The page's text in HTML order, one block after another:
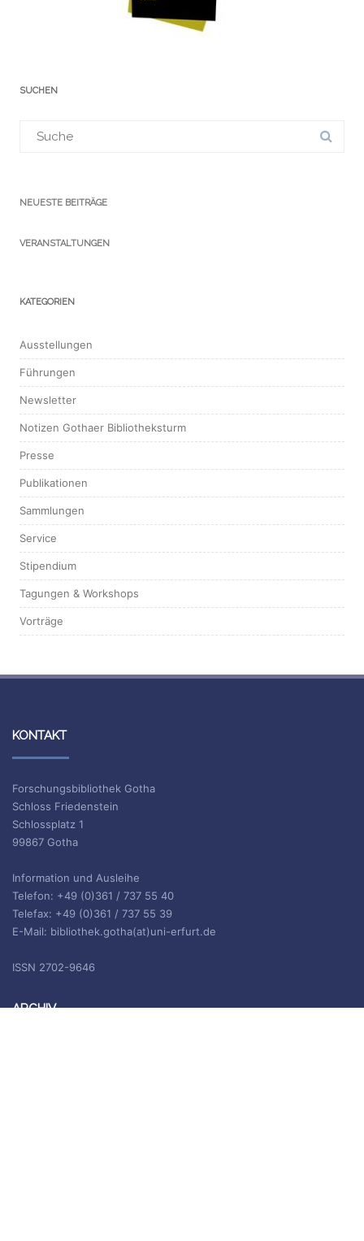
SUCHEN
für:
NEUESTE BEITRÄGE
VERANSTALTUNGEN
KATEGORIEN
Ausstellungen
Führungen
Newsletter
Notizen Gothaer Bibliotheksturm
Presse
Publikationen
Sammlungen
Service
Stipendium
Tagungen & Workshops
Vorträge
KONTAKT
Forschungsbibliothek Gotha
Schloss Friedenstein
Schlossplatz 1
99867 Gotha
Information und Ausleihe
Telefon: +49 (0)361 / 737 55 40
Telefax: +49 (0)361 / 737 55 39
E-Mail: bibliothek.gotha(at)uni-erfurt.de
ISSN 2702-9646
ARCHIV